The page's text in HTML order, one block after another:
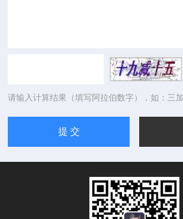
请输入计算结果（填写阿拉伯数字），如：三